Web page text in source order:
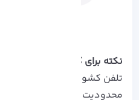
نکته برای کاربران ایرانی:
محدودیت سرویس‌ ها و iCloud رو هم بررسی کنی.